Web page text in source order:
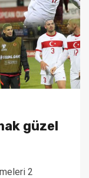
güzel
2